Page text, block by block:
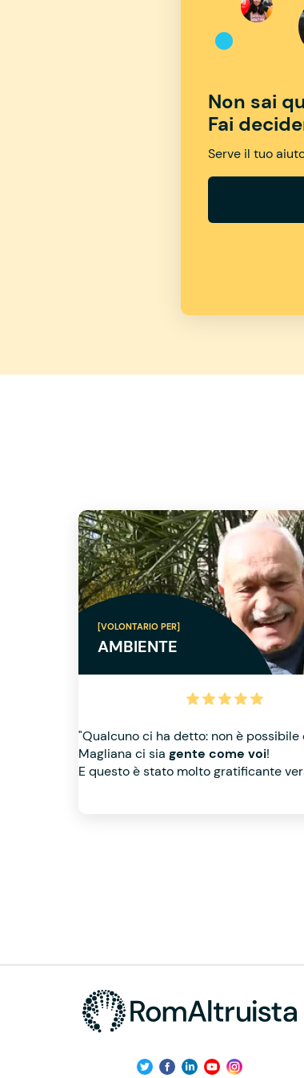
Non sai
Fai
Serve il tuo
[VOLONTARIO PER]
AMBIENTE
"Qualcuno ci ha detto: non è possibile
Magliana ci siagente come voi!
E questo è stato molto gratificante